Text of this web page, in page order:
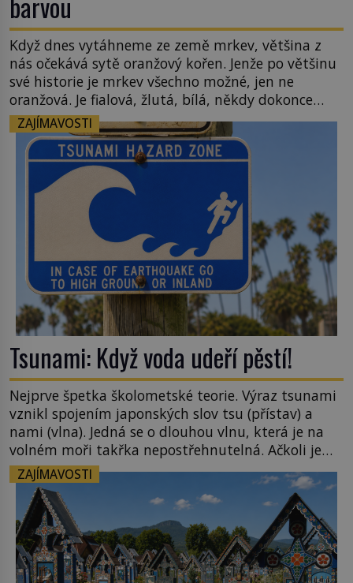
Když dnes vytáhneme ze země mrkev, většina z
nás očekává sytě oranžový kořen. Jenže po většinu
své historie je mrkev všechno možné, jen ne
oranžová. Je fialová, žlutá, bílá, někdy dokonce
téměř černá. Až díky stovkám let pečlivého
šlechtění se z ní stává zelenina, bez které si českou
zahradu ani nedokážeme představit. Její příběh je
ZAJÍMAVOSTI
Tsunami: Když voda udeří pěstí!
Nejprve špetka školometské teorie. Výraz tsunami
vznikl spojením japonských slov tsu (přístav) a
nami (vlna). Jedná se o dlouhou vlnu, která je na
volném moři takřka nepostřehnutelná. Ačkoli je
vlnová délka tsunami i 300 kilometrů, výška vlny
na volném moři je maximálně 1,5 metru. Máme se
podobné obří vlny obávat i v Evropě? Vznik
tsunami si […]
ZAJÍMAVOSTI